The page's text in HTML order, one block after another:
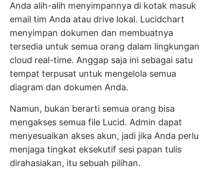
Anda alih-alih menyimpannya di kotak masuk
email tim Anda atau drive lokal. Lucidchart
menyimpan dokumen dan membuatnya
tersedia untuk semua orang dalam lingkungan
cloud real-time. Anggap saja ini sebagai satu
tempat terpusat untuk mengelola semua
diagram dan dokumen Anda.
Namun, bukan berarti semua orang bisa
mengakses semua file Lucid. Admin dapat
menyesuaikan akses akun, jadi jika Anda perlu
menjaga tingkat eksekutif sesi papan tulis
dirahasiakan, itu sebuah pilihan.